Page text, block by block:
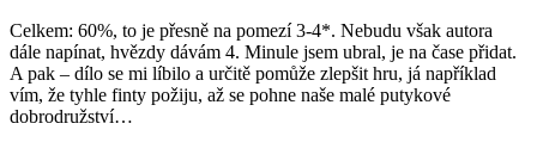
Celkem: 60%, to je přesně na pomezí 3-4*. Nebudu však autora
dále napínat, hvězdy dávám 4. Minule jsem ubral, je na čase přidat.
A pak – dílo se mi líbilo a určitě pomůže zlepšit hru, já například
vím, že tyhle finty požiju, až se pohne naše malé putykové
dobrodružství…